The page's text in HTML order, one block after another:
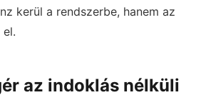
kerül a rendszerbe, hanem az
az indoklás nélküli